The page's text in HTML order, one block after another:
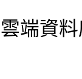
端資